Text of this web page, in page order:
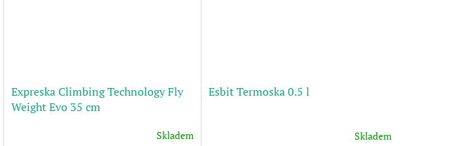
Expreska Climbing Technology Fly
Weight Evo 35 cm
Skladem
Esbit Termoska 0.5 l
Skladem